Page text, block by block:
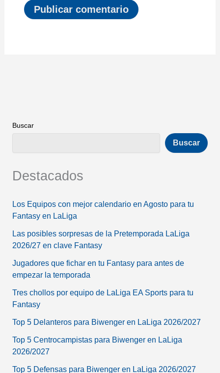
Buscar
Buscar
Destacados
Los Equipos con mejor calendario en Agosto para tu
Fantasy en LaLiga
Las posibles sorpresas de la Pretemporada LaLiga
2026/27 en clave Fantasy
Jugadores que fichar en tu Fantasy para antes de
empezar la temporada
Tres chollos por equipo de LaLiga EA Sports para tu
Fantasy
Top 5 Delanteros para Biwenger en LaLiga 2026/2027
Top 5 Centrocampistas para Biwenger en LaLiga
2026/2027
Top 5 Defensas para Biwenger en LaLiga 2026/2027